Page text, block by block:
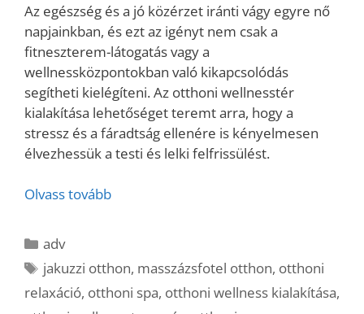
Az egészség és a jó közérzet iránti vágy egyre nő
napjainkban, és ezt az igényt nem csak a
fitneszterem-látogatás vagy a
wellnessközpontokban való kikapcsolódás
segítheti kielégíteni. Az otthoni wellnesstér
kialakítása lehetőséget teremt arra, hogy a
stressz és a fáradtság ellenére is kényelmesen
élvezhessük a testi és lelki felfrissülést.
Olvass tovább
Kategória
adv
Címkék
jakuzzi otthon, masszázsfotel otthon, otthoni
relaxáció, otthoni spa, otthoni wellness kialakítása,